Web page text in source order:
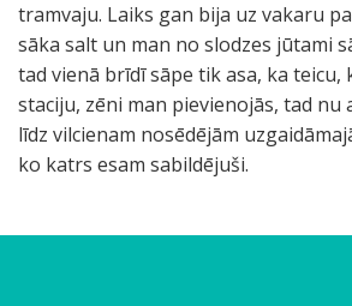
tramvaju. Laiks gan bija uz vakaru
sāka salt un man no slodzes jūtami
tad vienā brīdī sāpe tik asa, ka teicu,
staciju, zēni man pievienojās, tad nu
līdz vilcienam nosēdējām
ko katrs esam sabildējuši.